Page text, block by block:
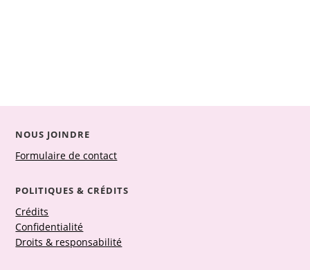
NOUS JOINDRE
Formulaire de contact
POLITIQUES & CRÉDITS
Crédits
Confidentialité
Droits & responsabilité